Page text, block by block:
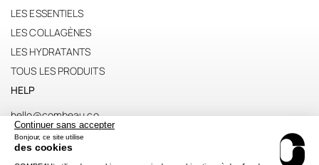
Continuer sans accepter
Bonjour, ce site utilise
des cookies
LES ESSENTIELS
LES COLLAGÈNES
LES HYDRATANTS
TOUS LES PRODUITS
HELP
hello@combeau.co
Politique de remboursement
Commandes et livraisons